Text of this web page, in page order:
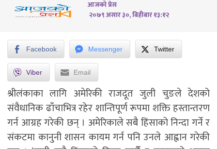
आजको प्रेस
२०७९ असार ३०, बिहीबार १३:१२
Facebook Messenger Twitter
Viber Email
श्रीलंकाका लागि अमेरिकी राजदूत जुली चुङले देशको
संवैधानिक ढाँचाभित्र रहेर शान्तिपूर्ण रूपमा शक्ति हस्तान्तरण
गर्न आग्रह गरेकी छन् । अमेरिकाले सबै हिंसाको निन्दा गर्ने र
संकटमा कानुनी शासन कायम गर्न पनि उनले आह्वान गरेकी